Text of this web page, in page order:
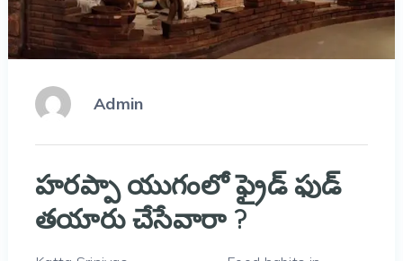
Admin
హరప్పా యుగంలో ఫ్రైడ్ ఫుడ్
తయారు చేసేవారా ?